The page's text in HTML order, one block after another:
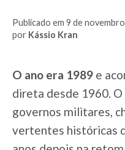
Publicado em 9 de
por Kássio Kran
O ano era 1989 e
direta desde 1960.
governos militares,
vertentes históricas